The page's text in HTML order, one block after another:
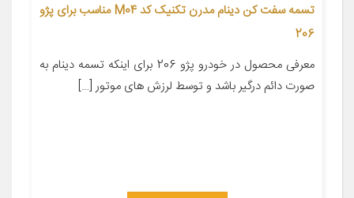
تسمه سفت کن دینام مدرن تکنیک کد M04 مناسب برای پژو
206
معرفی محصول در خودرو پژو 206 برای اینکه تسمه دینام به
صورت دائم درگیر باشد و توسط لرزش های موتور […]